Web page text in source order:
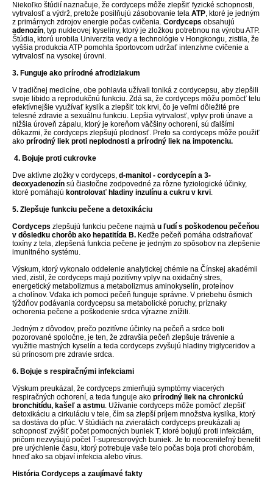
Niekoľko štúdií naznačuje, že cordyceps môže zlepšiť fyzické schopnosti,
vytrvalosť a výdrž, pretože posilňujú zásobovanie tela ATP, ktoré je jedným
z primárnych zdrojov energie počas cvičenia. Cordyceps obsahujú
adenozín, typ nukleovej kyseliny, ktorý je zložkou potrebnou na výrobu ATP.
Štúdia, ktorú urobila Univerzita vedy a technológie v Hongkongu, zistila, že
vyššia produkcia ATP pomohla športovcom udržať intenzívne cvičenie a
vytrvalosť na vysokej úrovni.
3. Funguje ako prírodné afrodiziakum
V tradičnej medicíne, obe pohlavia užívali toniká z cordycepsu, aby zlepšili
svoje libido a reprodukčnú funkciu. Zdá sa, že cordyceps môžu pomôcť telu
efektívnejšie využívať kyslík a zlepšiť tok krvi, čo je veľmi dôležité pre
telesné zdravie a sexuálnu funkciu. Lepšia vytrvalosť, vplyv proti únave a
nižšia úroveň zápalu, ktorý je koreňom väčšiny ochorení, sú ďalšími
dôkazmi, že cordyceps zlepšujú plodnosť. Preto sa cordyceps môže použiť
ako prírodný liek proti neplodnosti a prírodný liek na impotenciu.
4. Bojuje proti cukrovke
Dve aktívne zložky v cordyceps, d-manitol - cordycepín a 3-
deoxyadenozín sú čiastočne zodpovedné za rôzne fyziologické účinky,
ktoré pomáhajú kontrolovať hladiny inzulínu a cukru v krvi.
5. Zlepšuje funkciu pečene a detoxikáciu
Cordyceps zlepšujú funkciu pečene najmä u ľudí s poškodenou pečeňou
v dôsledku chorôb ako hepatitída B. Keďže pečeň pomáha odstraňovať
toxíny z tela, zlepšená funkcia pečene je jedným zo spôsobov na zlepšenie
imunitného systému.
Výskum, ktorý vykonalo oddelenie analytickej chémie na Čínskej akadémii
vied, zistil, že cordyceps majú pozitívny vplyv na oxidačný stres,
energetický metabolizmus a metabolizmus aminokyselín, proteínov
a cholínov. Vďaka ich pomoci pečeň funguje správne. V priebehu ôsmich
týždňov podávania cordycepsu sa metabolické poruchy, príznaky
ochorenia pečene a poškodenie srdca výrazne znížili.
Jedným z dôvodov, prečo pozitívne účinky na pečeň a srdce boli
pozorované spoločne, je ten, že zdravšia pečeň zlepšuje trávenie a
využitie mastných kyselín a teda cordyceps zvyšujú hladiny triglyceridov a
sú prínosom pre zdravie srdca.
6. Bojuje s respiračnými infekciami
Výskum preukázal, že cordyceps zmierňujú symptómy viacerých
respiračných ochorení, a teda funguje ako prírodný liek na chronickú
bronchitídu, kašeľ a astmu. Užívanie cordyceps môže pomôcť zlepšiť
detoxikáciu a cirkuláciu v tele, čím sa zlepší príjem množstva kyslíka, ktorý
sa dostáva do pľúc. V štúdiách na zvieratách cordyceps preukázali aj
schopnosť zvýšiť počet pomocných buniek T, ktoré bojujú proti infekciám,
pričom nezvyšujú počet T-supresorových buniek. Je to neoceniteľný benefit
pre urýchlenie času, ktorý potrebuje vaše telo počas boja proti chorobám,
hneď ako sa objaví infekcia alebo vírus.
História Cordyceps a zaujímavé fakty